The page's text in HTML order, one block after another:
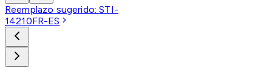
Reemplazo sugerido:STI-
14210FR-ES